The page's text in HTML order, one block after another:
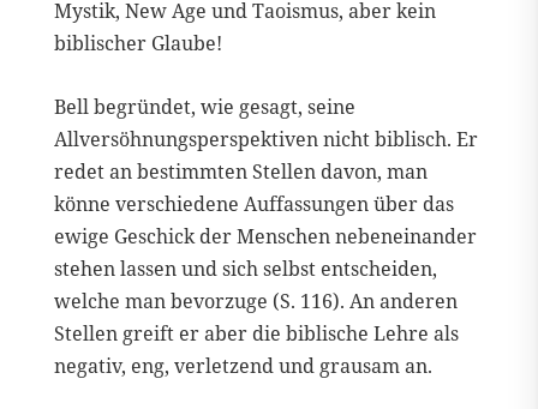
Mystik, New Age und Taoismus, aber kein
biblischer Glaube!
Bell begründet, wie gesagt, seine
Allversöhnungsperspektiven nicht biblisch. Er
redet an bestimmten Stellen davon, man
könne verschiedene Auffassungen über das
ewige Geschick der Menschen nebeneinander
stehen lassen und sich selbst entscheiden,
welche man bevorzuge (S. 116). An anderen
Stellen greift er aber die biblische Lehre als
negativ, eng, verletzend und grausam an.